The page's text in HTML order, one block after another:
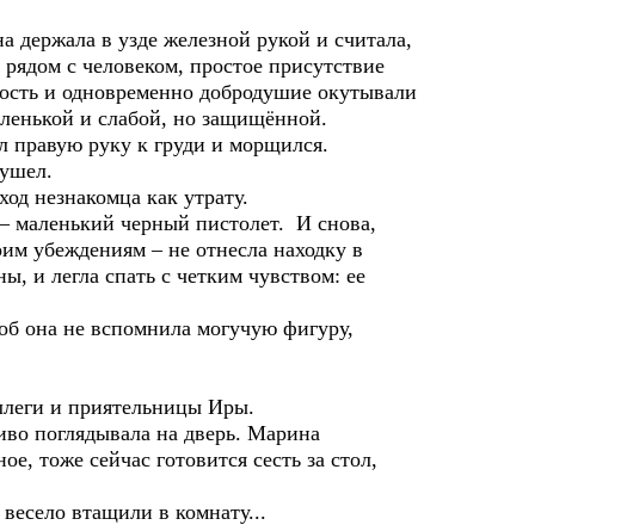
в узде железной рукой и считала,
с человеком, простое присутствие
и одновременно добродушие окутывали
и слабой, но защищённой.
руку к груди и морщился.
незнакомца как утрату.
маленький черный пистолет. И снова,
убеждениям – не отнесла находку в
и легла спать с четким чувством: ее
она не вспомнила могучую фигуру,
и приятельницы Иры.
поглядывала на дверь. Марина
тоже сейчас готовится сесть за стол,
втащили в комнату...